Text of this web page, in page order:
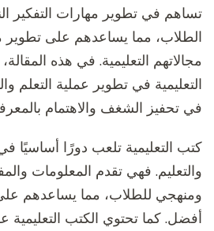
تساهم في تطوير مهارات التفكير
الطلاب، مما يساعدهم على تطوير
مجالاتهم التعليمية. في هذه
التعليمية في تطوير عملية التعلم
في تحفيز الشغف والاهتمام
كتب التعليمية تلعب دورًا أساسيًا
والتعليم. فهي تقدم المعلومات
ومنهجي للطلاب، مما يساعدهم
أفضل. كما تحتوي الكتب التعليمية